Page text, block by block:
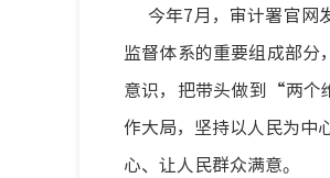
今年7月，审计署官网
监督体系的重要组成部分
意识，把带头做到“两个
作大局，坚持以人民为中
心、让人民群众满意。